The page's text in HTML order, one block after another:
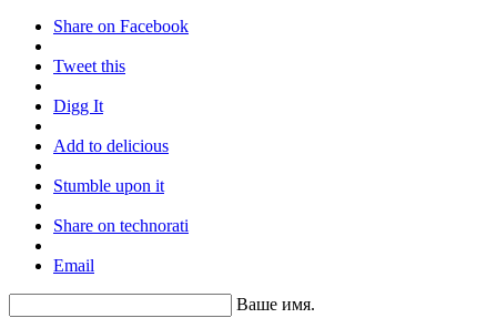
Share on Facebook
Tweet this
Digg It
Add to delicious
Stumble upon it
Share on technorati
Email
Ваше имя.